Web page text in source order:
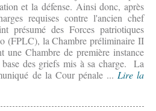
et la défense. Ainsi donc, après
requises contre l'ancien chef
présumé des Forces patriotiques
(FPLC), la Chambre préliminaire II
une Chambre de première instance
des griefs mis à sa charge. La
de la Cour pénale ... Lire la